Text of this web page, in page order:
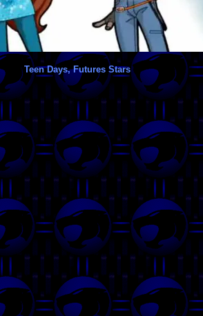
Teen Days, Futures Stars